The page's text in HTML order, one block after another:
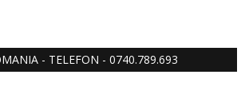
- TELEFON - 0740.789.693